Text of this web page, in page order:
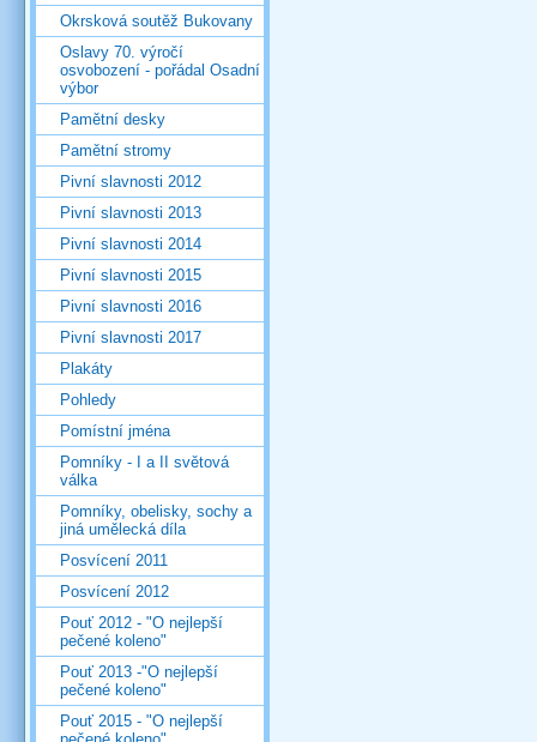
Okrsková soutěž Bukovany
Oslavy 70. výročí
osvobození - pořádal Osadní
výbor
Pamětní desky
Pamětní stromy
Pivní slavnosti 2012
Pivní slavnosti 2013
Pivní slavnosti 2014
Pivní slavnosti 2015
Pivní slavnosti 2016
Pivní slavnosti 2017
Plakáty
Pohledy
Pomístní jména
Pomníky - I a II světová
válka
Pomníky, obelisky, sochy a
jiná umělecká díla
Posvícení 2011
Posvícení 2012
Pouť 2012 - "O nejlepší
pečené koleno"
Pouť 2013 -"O nejlepší
pečené koleno"
Pouť 2015 - "O nejlepší